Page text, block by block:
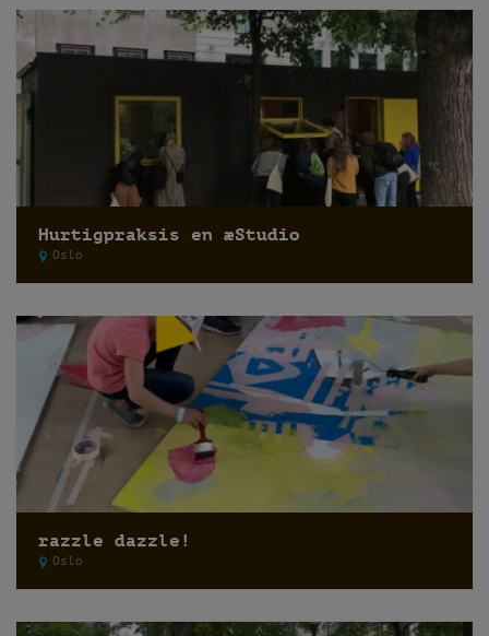
Hurtigpraksis en æStudio
Oslo
razzle dazzle!
Oslo